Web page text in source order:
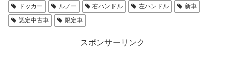
ドッカー
ルノー 右ハンドル 左ハンドル
新車
認定中古車
限定車
スポンサーリンク